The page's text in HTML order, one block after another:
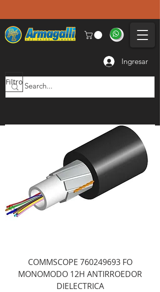
Ingresar
Filtro
COMMSCOPE 760249693 FO
MONOMODO 12H ANTIRROEDOR
DIELECTRICA